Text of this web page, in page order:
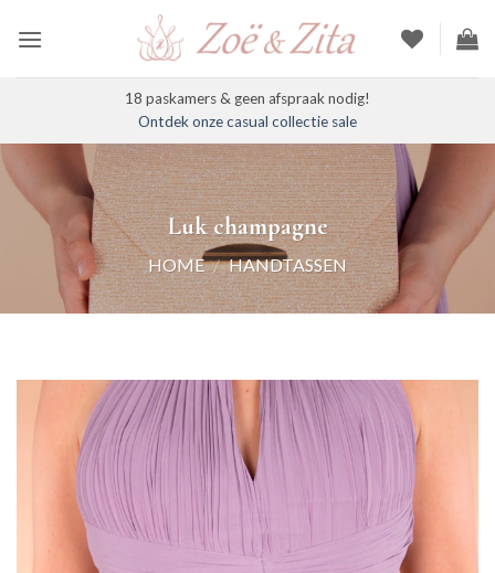
naar
18 paskamers & geen afspraak nodig!
Ontdek onze casual collectie sale
Luk champagne
HOME / HANDTASSEN